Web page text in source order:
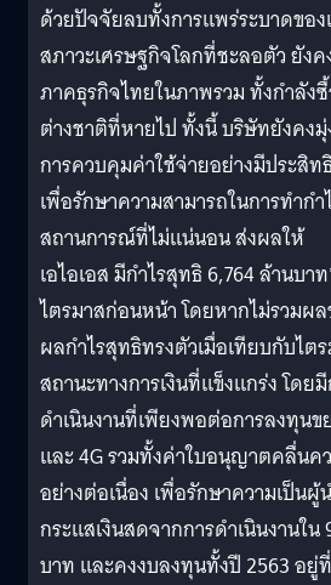
ด้วยปัจจัยลบทั้งการแพร่ระบาดของ
สภาวะเศรษฐกิจโลกที่ชะลอตัว ยัง
ภาคธุรกิจไทยในภาพรวม ทั้งกำลัง
ต่างชาติที่หายไป ทั้งนี้ บริษัทยังคง
การควบคุมค่าใช้จ่ายอย่างมีประสิ
เพื่อรักษาความสามารถในการทำก
สถานการณ์ที่ไม่แน่นอน ส่งผลให้
เอไอเอส มีกำไรสุทธิ 6,764 ล้านบ
ไตรมาสก่อนหน้า โดยหากไม่รวมผ
ผลกำไรสุทธิทรงตัวเมื่อเทียบกับไต
สถานะทางการเงินที่แข็งแกร่ง โดย
ดำเนินงานที่เพียงพอต่อการลงทุนข
และ 4G รวมทั้งค่าใบอนุญาตคลื่น
อย่างต่อเนื่อง เพื่อรักษาความเป็น
กระแสเงินสดจากการดำเนินงานใ
บาท และคงงบลงทุนทั้งปี 2563 อ